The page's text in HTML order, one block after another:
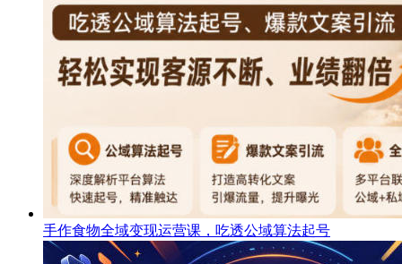
手作食物全域变现运营课，吃透公域算法起号